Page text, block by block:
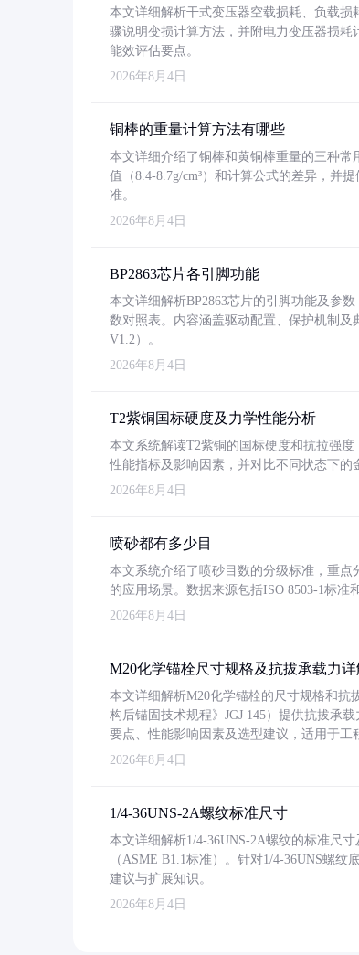
本文详细解析干式变压器空载损耗、负载损
骤说明变损计算方法，并附电力变压器损耗
能效评估要点。
2026年8月4日
铜棒的重量计算方法有哪些
本文详细介绍了铜棒和黄铜棒重量的三种
值（8.4-8.7g/cm³）和计算公式的差异，并
准。
2026年8月4日
BP2863芯片各引脚功能
本文详细解析BP2863芯片的引脚功能及参
数对照表。内容涵盖驱动配置、保护机制
V1.2）。
2026年8月4日
T2紫铜国标硬度及力学性能分析
本文系统解读T2紫铜的国标硬度和抗拉强
性能指标及影响因素，并对比不同状态下的
2026年8月4日
喷砂都有多少目
本文系统介绍了喷砂目数的分级标准，重点
的应用场景。数据来源包括ISO 8503-1标准
2026年8月4日
M20化学锚栓尺寸规格及抗拔承载力详
本文详细解析M20化学锚栓的尺寸规格和
构后锚固技术规程》JGJ 145）提供抗拔承
要点、性能影响因素及选型建议，适用于工
2026年8月4日
1/4-36UNS-2A螺纹标准尺寸
本文详细解析1/4-36UNS-2A螺纹的标准尺
（ASME B1.1标准）。针对1/4-36UNS螺
建议与扩展知识。
2026年8月4日